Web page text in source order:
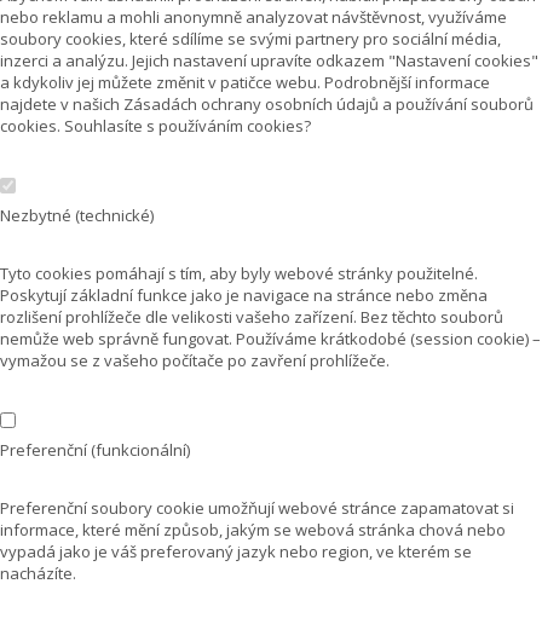
nebo reklamu a mohli anonymně analyzovat návštěvnost, využíváme
soubory cookies, které sdílíme se svými partnery pro sociální média,
inzerci a analýzu. Jejich nastavení upravíte odkazem "Nastavení cookies"
a kdykoliv jej můžete změnit v patičce webu. Podrobnější informace
najdete v našich Zásadách ochrany osobních údajů a používání souborů
cookies. Souhlasíte s používáním cookies?
Nezbytné (technické)
Tyto cookies pomáhají s tím, aby byly webové stránky použitelné.
Poskytují základní funkce jako je navigace na stránce nebo změna
rozlišení prohlížeče dle velikosti vašeho zařízení. Bez těchto souborů
nemůže web správně fungovat. Používáme krátkodobé (session cookie) –
vymažou se z vašeho počítače po zavření prohlížeče.
Preferenční (funkcionální)
Preferenční soubory cookie umožňují webové stránce zapamatovat si
informace, které mění způsob, jakým se webová stránka chová nebo
vypadá jako je váš preferovaný jazyk nebo region, ve kterém se
nacházíte.